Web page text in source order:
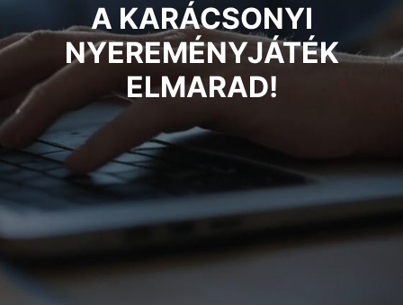
A KARÁCSONYI
NYEREMÉNYJÁTÉK
ELMARAD!